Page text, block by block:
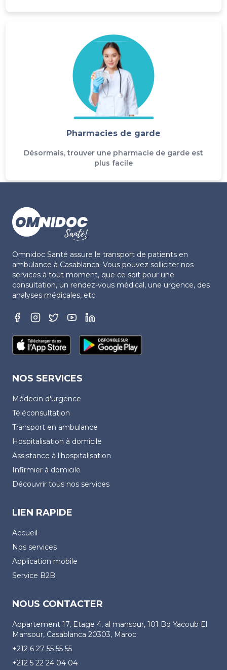
Pharmacies de garde
Désormais, trouver une pharmacie de garde est
plus facile
Omnidoc Santé assure le transport de patients en
ambulance à Casablanca. Vous pouvez solliciter nos
services à tout moment, que ce soit pour une
consultation, un rendez-vous médical, une urgence, des
analyses médicales, etc.
NOS SERVICES
Médecin d'urgence
Téléconsultation
Transport en ambulance
Hospitalisation à domicile
Assistance à l'hospitalisation
Infirmier à domicile
Découvrir tous nos services
LIEN RAPIDE
Accueil
Nos services
Application mobile
Service B2B
NOUS CONTACTER
Appartement 17, Etage 4, al mansour, 101 Bd Yacoub El
Mansour, Casablanca 20303, Maroc
+212 6 27 55 55 55
+212 5 22 24 04 04